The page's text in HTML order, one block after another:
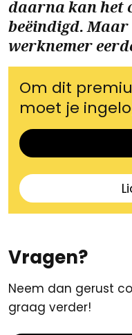
daarna kan het
beëindigd.
werknemer
Om dit
moet je
Vragen?
Neem dan gerust
graag verder!